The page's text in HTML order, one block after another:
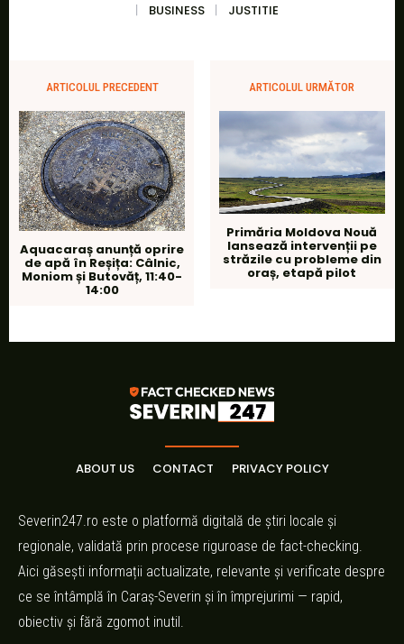
BUSINESS
JUSTITIE
ARTICOLUL PRECEDENT
Aquacaraș anunță oprire
de apă în Reșița: Câlnic,
Moniom și Butovăț, 11:40-
14:00
ARTICOLUL URMĂTOR
Primăria Moldova Nouă
lansează intervenții pe
străzile cu probleme din
oraș, etapă pilot
ABOUT US CONTACT PRIVACY POLICY
Severin247.ro este o platformă digitală de știri locale și
regionale, validată prin procese riguroase de fact-checking.
Aici găsești informații actualizate, relevante și verificate despre
ce se întâmplă în Caraș-Severin și în împrejurimi — rapid,
obiectiv și fără zgomot inutil.